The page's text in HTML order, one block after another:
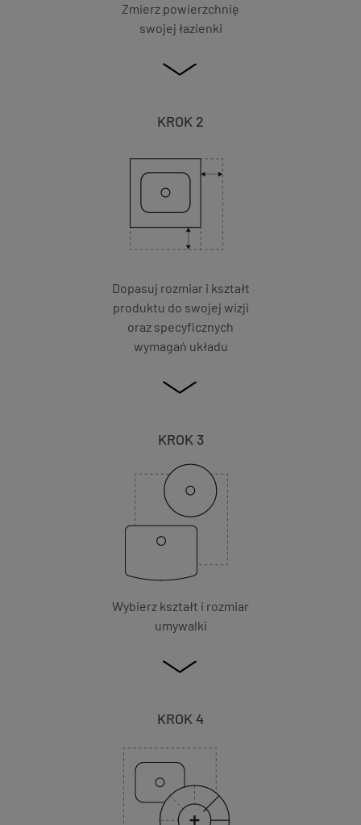
Zmierz powierzchnię
swojej łazienki
KROK 2
Dopasuj rozmiar i kształt
produktu do swojej wizji
oraz specyficznych
wymagań układu
KROK 3
Wybierz kształt i rozmiar
umywalki
KROK 4